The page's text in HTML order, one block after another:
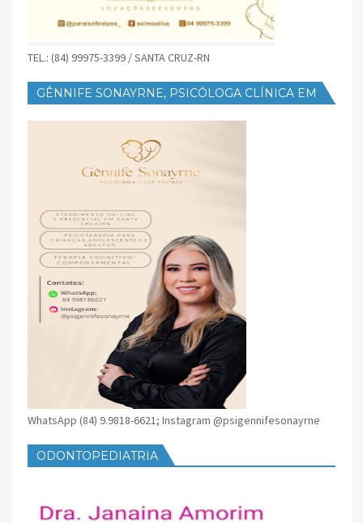
TEL.: (84) 99975-3399 / SANTA CRUZ-RN
GÊNNIFE SONAYRNE, PSICÓLOGA CLÍNICA EM
WhatsApp (84) 9.9818-6621; Instagram @psigennifesonayrne
ODONTOPEDIATRIA